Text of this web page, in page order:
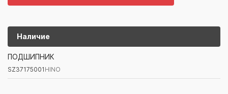
Наличие
Артикул/Бренд
SZ37175001HINO
ПОДШИПНИК
SZ37175001 HINO